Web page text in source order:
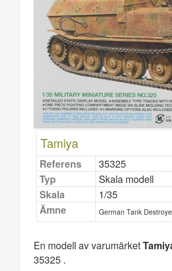
Tamiya
Referens
35325
Typ
Skala modell
Skala
1/35
Ämne
German Tank
En modell av varumärket
35325 .